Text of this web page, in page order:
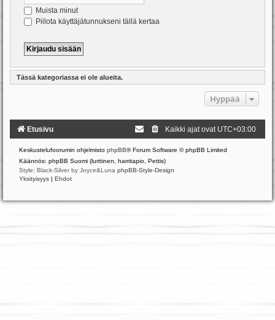
Muista minut
Piilota käyttäjätunnukseni tällä kertaa
Tässä kategoriassa ei ole alueita.
Hyppää
Etusivu Kaikki ajat ovat UTC+03:00
Keskustelufoorumin ohjelmisto phpBB® Forum Software © phpBB Limited
Käännös: phpBB Suomi (lurttinen, harritapio, Pettis)
Style: Black-Silver by Joyce&Luna phpBB-Style-Design
Yksityisyys | Ehdot